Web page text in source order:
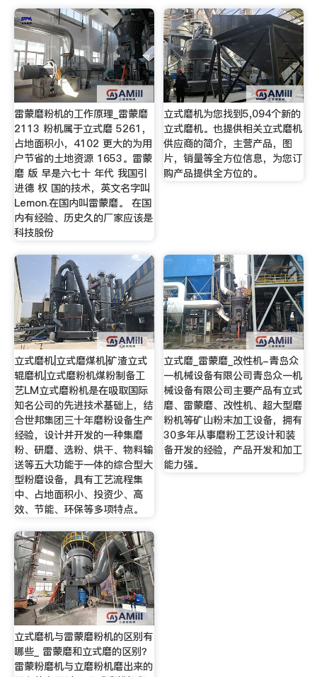
雷蒙磨粉机的工作原理_雷蒙磨
2113 粉机属于立式磨 5261，
占地面积小，4102 更大的为用
户节省的土地资源 1653。雷蒙
磨 版 早是六七十 年代 我国引
进德 权 国的技术，英文名字叫
Lemon.在国内叫雷蒙磨。 在国
内有经验、历史久的厂家应该是
科技股份
立式磨机为您找到5,094个新的
立式磨机。也提供相关立式磨机
供应商的简介，主营产品，图
片，销量等全方位信息，为您订
购产品提供全方位的。
立式磨机|立式磨煤机|矿渣立式
辊磨机|立式磨粉机煤粉制备工
艺LM立式磨粉机是在吸取国际
知名公司的先进技术基础上，结
合世邦集团三十年磨粉设备生产
经验，设计并开发的一种集磨
粉、研磨、选粉、烘干、物料输
送等五大功能于一体的综合型大
型粉磨设备，具有工艺流程集
中、占地面积小、投资少、高
效、节能、环保等多项特点。
立式磨_雷蒙磨_改性机-青岛众
一机械设备有限公司青岛众一机
械设备有限公司主要产品有立式
磨、雷蒙磨、改性机、超大型磨
粉机等矿山粉末加工设备，拥有
30多年从事磨粉工艺设计和装
备开发的经验，产品开发和加工
能力强。
立式磨机与雷蒙磨粉机的区别有
哪些_ 雷蒙磨和立式磨的区别？
雷蒙粉磨机与立磨粉机磨出来的